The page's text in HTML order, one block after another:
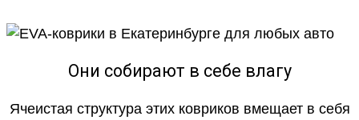
Они собирают в себе влагу
Ячеистая структура этих ковриков вмещает в себя